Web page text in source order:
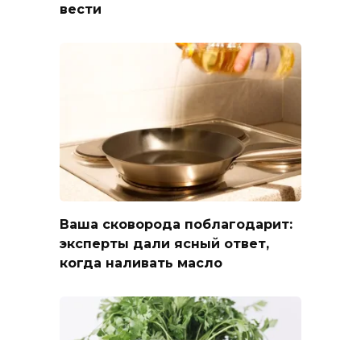
вести
Ваша сковорода поблагодарит:
эксперты дали ясный ответ,
когда наливать масло